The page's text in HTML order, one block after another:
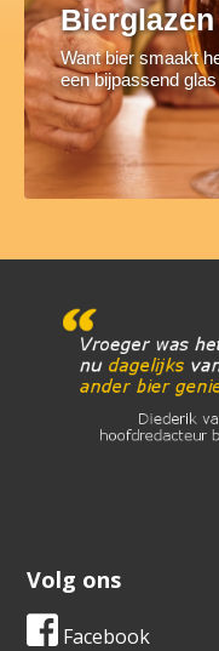
Bierglazen
Want bier smaakt
een bijpassend glas
Volg ons
Facebook